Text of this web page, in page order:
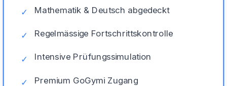
✓ Mathematik & Deutsch abgedeckt
✓ Regelmässige Fortschrittskontrolle
✓ Intensive Prüfungssimulation
✓ Premium GoGymi Zugang